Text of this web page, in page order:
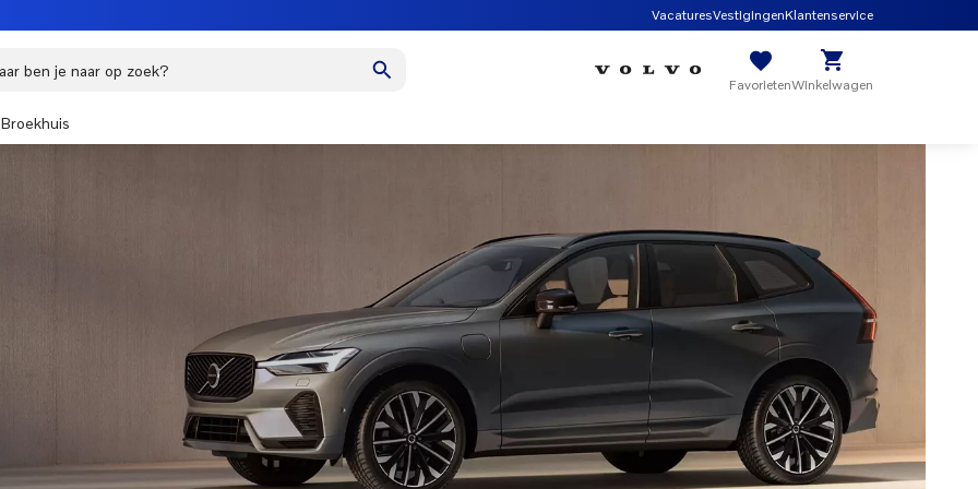
VacaturesVestigingenKlantenservice
ben je naar op zoek?
FavorietenWinkelwagen